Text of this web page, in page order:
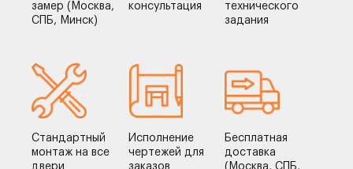
замер (Москва,
СПБ, Минск)
консультация
технического
задания
Стандартный
монтаж на все
двери
Исполнение
чертежей для
заказов
Бесплатная
доставка
(Москва, СПБ,